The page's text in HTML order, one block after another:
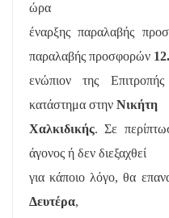
ώρα
έναρξης παραλαβής
παραλαβής προσφορών
ενώπιον της
κατάστημα στην Νικήτη
Χαλκιδικής. Σε
άγονος ή δεν διεξαχθεί
για κάποιο λόγο, θα
Δευτέρα,